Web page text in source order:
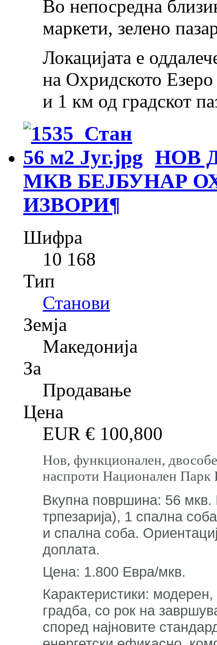
Во непосредна
маркети, зелено
Локацијата е
на Охридското
и 1 км од градскот
НОВ
МКВ БЕЈБУНАР
ИЗВОРИ¶
Шифра
10 168
Тип
Станови
Земја
Македонија
За
Продавање
Цена
EUR € 100,800
Нов, функционален,
наспроти Национален Парк
Вкупна површина: 56 мкв.
трпезарија), 1 спална
и спална соба.
доплата.
Цена: 1.800 Евра/мкв.
Карактеристики:
градба, со рок на
според најновите